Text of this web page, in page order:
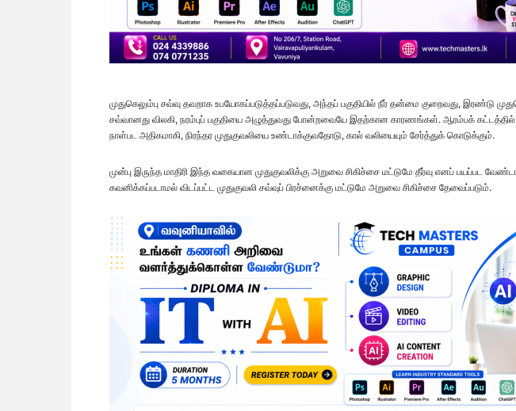
முதுகெலும்பு சவ்வு தவறாக உபயோகப்படுத்தப்படுவது, அந்தப் பகுதியில் நீர் தன்மை குறைவது, இரண்டு
சவ்வானது விலகி, நரம்புப் பகுதியை அழுத்துவது போன்றவையே இதற்கான காரணங்கள். ஆரம்பக் கட்டத்தில்
நாள்பட அதிகமாகி, நிரந்தர முதுகுவலியை உண்டாக்குவதோடு, கால் வலியையும் சேர்த்துக் கொடுக்கும்.
முன்பு இருந்த மாதிரி இந்த வகையான முதுகுவலிக்கு அறுவை சிகிச்சை மட்டுமே தீர்வு எனப் பயப்பட
கவனிக்கப்படாமல் விடப்பட்ட முதுகுவலி சவ்வுப் பிரச்னைக்கு மட்டுமே அறுவை சிகிச்சை தேவைப்படும்.